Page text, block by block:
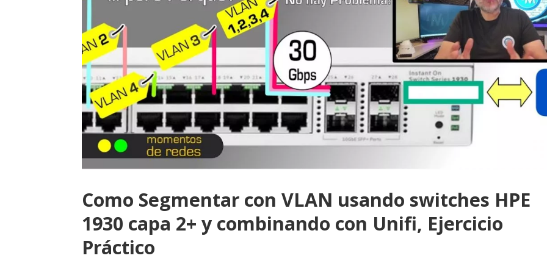
Como Segmentar con VLAN usando switches HPE
1930 capa 2+ y combinando con Unifi, Ejercicio
Práctico